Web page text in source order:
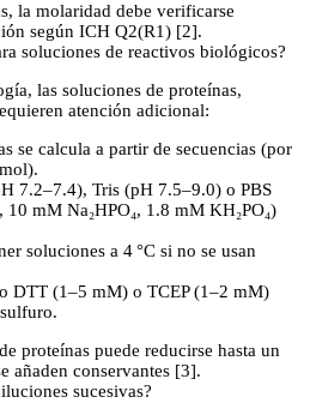
la molaridad debe verificarse
según ICH Q2(R1) [2].
soluciones de reactivos biológicos?
las soluciones de proteínas,
atención adicional:
se calcula a partir de secuencias (por
7.2–7.4), Tris (pH 7.5–9.0) o PBS
mM Na₂HPO₄, 1.8 mM KH₂PO₄)
soluciones a 4 °C si no se usan
DTT (1–5 mM) o TCEP (1–2 mM)
proteínas puede reducirse hasta un
añaden conservantes [3].
sucesivas?